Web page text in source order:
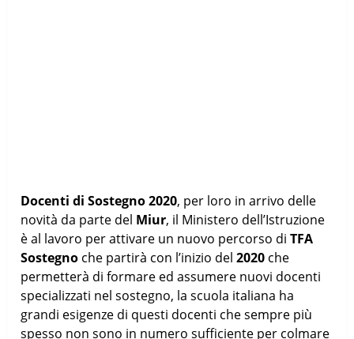
Docenti di Sostegno 2020, per loro in arrivo delle
novità da parte del Miur, il Ministero dell’Istruzione
è al lavoro per attivare un nuovo percorso diTFA
Sostegno che partirà con l’inizio del2020 che
permetterà di formare ed assumere nuovi docenti
specializzati nel sostegno, la scuola italiana ha
grandi esigenze di questi docenti che sempre più
spesso non sono in numero sufficiente per colmare